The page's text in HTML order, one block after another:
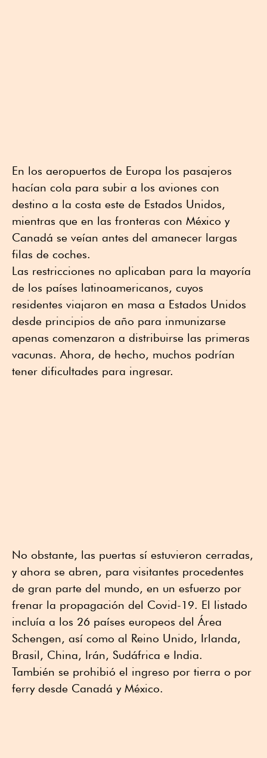
En los aeropuertos de Europa los pasajeros
hacían cola para subir a los aviones con
destino a la costa este de Estados Unidos,
mientras que en las fronteras con México y
Canadá se veían antes del amanecer largas
filas de coches.
Las restricciones no aplicaban para la mayoría
de los países latinoamericanos, cuyos
residentes viajaron en masa a Estados Unidos
desde principios de año para inmunizarse
apenas comenzaron a distribuirse las primeras
vacunas. Ahora, de hecho, muchos podrían
tener dificultades para ingresar.
No obstante, las puertas sí estuvieron cerradas,
y ahora se abren, para visitantes procedentes
de gran parte del mundo, en un esfuerzo por
frenar la propagación del Covid-19. El listado
incluía a los 26 países europeos del Área
Schengen, así como al Reino Unido, Irlanda,
Brasil, China, Irán, Sudáfrica e India.
También se prohibió el ingreso por tierra o por
ferry desde Canadá y México.